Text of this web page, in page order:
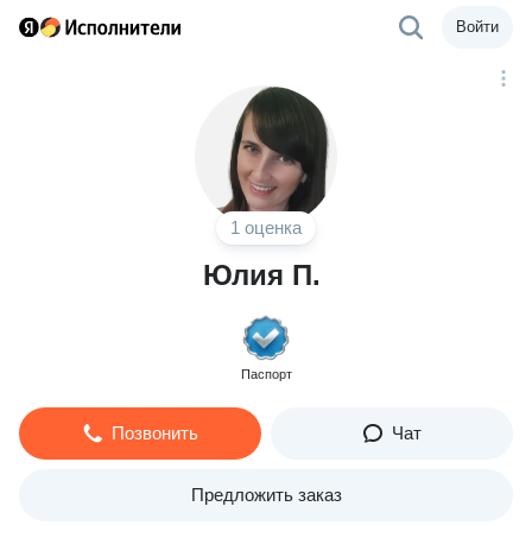
Войти
1 оценка
Юлия П.
Паспорт
Позвонить Чат
Предложить заказ